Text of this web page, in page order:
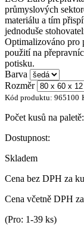
průmyslových
materiálu a tím
jednoduše
Optimalizováno pro
použití na
potisku.
Barva
Rozměr
Kód produktu: 965100
Počet kusů na paletě:
Dostupnost:
Skladem
Cena bez DPH za
Cena včetně DPH
(Pro: 1-39 ks)